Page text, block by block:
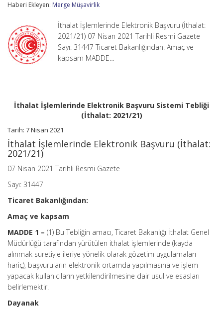
Tebliği
2021/21)
için
Haberi Ekleyen: Merge Müşavirlik
İthalat İşlemlerinde Elektronik Başvuru (İthalat:
2021/21) 07 Nisan 2021 Tarihli Resmi Gazete
Sayı: 31447 Ticaret Bakanlığından: Amaç ve
kapsam MADDE…
İthalat İşlemlerinde Elektronik Başvuru Sistemi Tebliği
(İthalat: 2021/21)
Tarih: 7 Nisan 2021
İthalat İşlemlerinde Elektronik Başvuru (İthalat:
2021/21)
07 Nisan 2021 Tarihli Resmi Gazete
Sayı: 31447
Ticaret Bakanlığından:
Amaç ve kapsam
MADDE 1 – (1) Bu Tebliğin amacı, Ticaret Bakanlığı İthalat Genel
Müdürlüğü tarafından yürütülen ithalat işlemlerinde (kayda
alınmak suretiyle ileriye yönelik olarak gözetim uygulamaları
hariç), başvuruların elektronik ortamda yapılmasına ve işlem
yapacak kullanıcıların yetkilendirilmesine dair usul ve esasları
belirlemektir.
Dayanak